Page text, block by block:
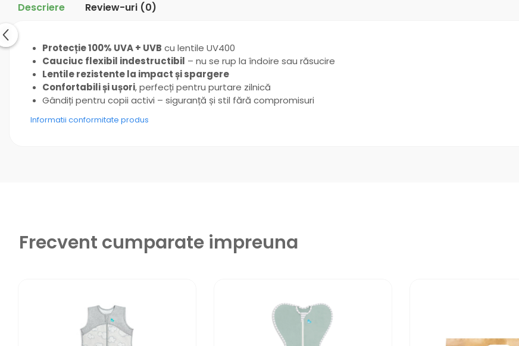
Descriere Review-uri (0)
Protecție 100% UVA + UVB cu lentile UV400
Cauciuc flexibil indestructibil – nu se rup la îndoire sau răsucire
Lentile rezistente la impact și spargere
Confortabili și ușori, perfecți pentru purtare zilnică
Gândiți pentru copii activi – siguranță și stil fără compromisuri
Informatii conformitate produs
Frecvent cumparate impreuna